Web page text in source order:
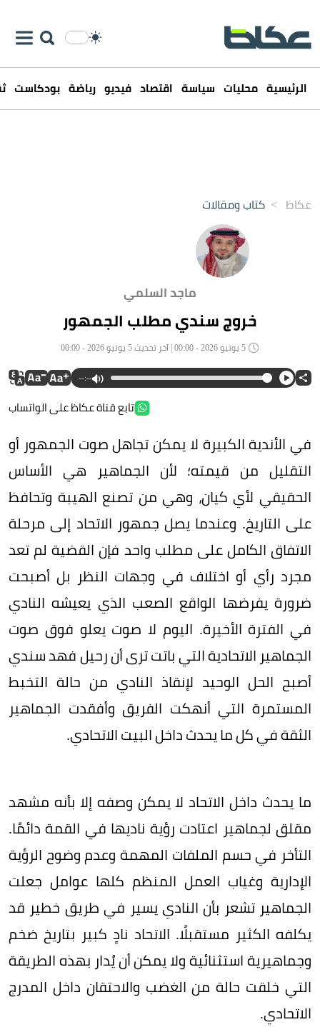
الرئيسية محليات سياسة اقتصاد فيديو رياضة بودكاست
عكاظ > كتاب ومقالات
ماجد السلمي
خروج سندي مطلب الجمهور
--:--
تابع قناة عكاظ على الواتساب
في الأندية الكبيرة لا يمكن تجاهل صوت الجمهور أو
التقليل من قيمته؛ لأن الجماهير هي الأساس
الحقيقي لأي كيان، وهي من تصنع الهيبة وتحافظ
على التاريخ. وعندما يصل جمهور الاتحاد إلى مرحلة
الاتفاق الكامل على مطلب واحد فإن القضية لم تعد
مجرد رأي أو اختلاف في وجهات النظر بل أصبحت
ضرورة يفرضها الواقع الصعب الذي يعيشه النادي
في الفترة الأخيرة. اليوم لا صوت يعلو فوق صوت
الجماهير الاتحادية التي باتت ترى أن رحيل فهد سندي
أصبح الحل الوحيد لإنقاذ النادي من حالة التخبط
المستمرة التي أنهكت الفريق وأفقدت الجماهير
الثقة في كل ما يحدث داخل البيت الاتحادي.
ما يحدث داخل الاتحاد لا يمكن وصفه إلا بأنه مشهد
مقلق لجماهير اعتادت رؤية ناديها في القمة دائمًا.
التأخر في حسم الملفات المهمة وعدم وضوح الرؤية
الإدارية وغياب العمل المنظم كلها عوامل جعلت
الجماهير تشعر بأن النادي يسير في طريق خطير قد
يكلفه الكثير مستقبلًا. الاتحاد نادٍ كبير بتاريخ ضخم
وجماهيرية استثنائية ولا يمكن أن يُدار بهذه الطريقة
التي خلقت حالة من الغضب والاحتقان داخل المدرج
الاتحادي.